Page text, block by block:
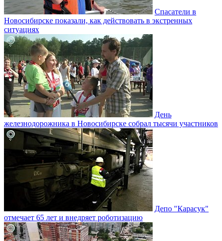
Спасатели в
Новосибирске показали, как действовать в экстренных
ситуациях
День
железнодорожника в Новосибирске собрал тысячи участников
Депо "Карасук"
отмечает 65 лет и внедряет роботизацию